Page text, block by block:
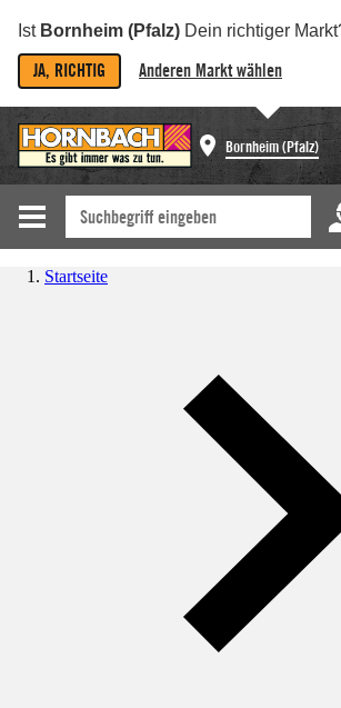
Ist Bornheim (Pfalz) Dein richtiger
JA, RICHTIG Anderen Markt wählen
Bornheim (Pfalz)
Startseite